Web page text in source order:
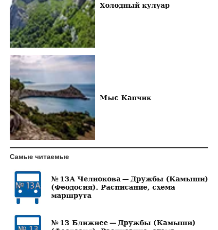
Холодный кулуар
Мыс Капчик
Самые читаемые
№ 13А Челнокова — Дружбы (Камыши)
(Феодосия). Расписание, схема
маршрута
№ 13 Ближнее — Дружбы (Камыши)